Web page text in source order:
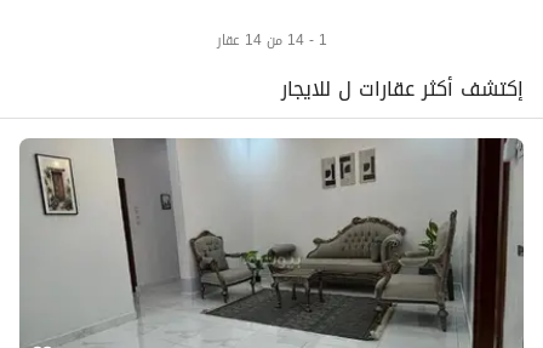
1 - 14 من 14 عقار
إكتشف أكثر عقارات ل للايجار